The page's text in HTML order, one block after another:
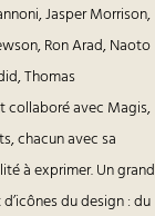
Jasper Morrison,
Ron Arad, Naoto
Thomas
collaboré avec Magis,
chacun avec sa
à exprimer. Un grand
du design : du